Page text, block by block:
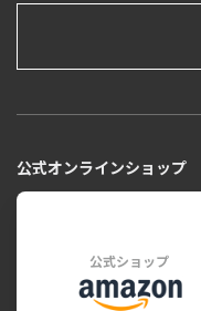
公式オンラインショップ
公式ショップ